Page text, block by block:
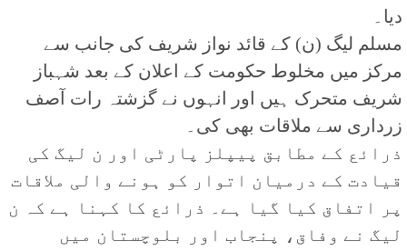
دیا۔
مسلم لیگ (ن) کے قائد نواز شریف کی جانب سے
مرکز میں مخلوط حکومت کے اعلان کے بعد شہباز
شریف متحرک ہیں اور انہوں نے گزشتہ رات آصف
زرداری سے ملاقات بھی کی۔
ذرائع کے مطابق پیپلز پارٹی اور ن لیگ کی
قیادت کے درمیان اتوار کو ہونے والی ملاقات
پر اتفاق کیا گیا ہے۔ ذرائع کا کہنا ہے کہ ن
لیگ نے وفاق، پنجاب اور بلوچستان میں